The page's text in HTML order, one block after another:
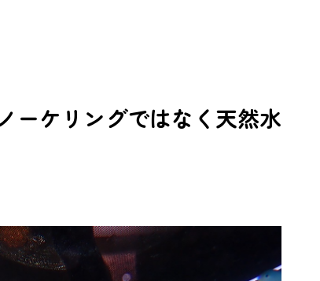
ーケリングではなく天然水